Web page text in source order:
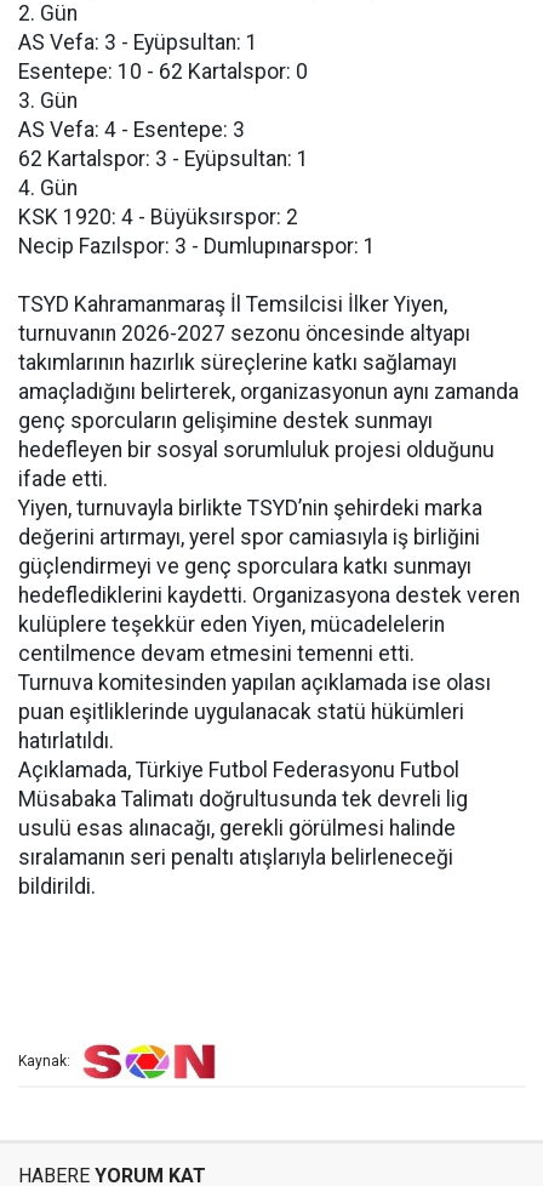
2. Gün
AS Vefa: 3 - Eyüpsultan: 1
Esentepe: 10 - 62 Kartalspor: 0
3. Gün
AS Vefa: 4 - Esentepe: 3
62 Kartalspor: 3 - Eyüpsultan: 1
4. Gün
KSK 1920: 4 - Büyüksırspor: 2
Necip Fazılspor: 3 - Dumlupınarspor: 1
TSYD Kahramanmaraş İl Temsilcisi İlker Yiyen,
turnuvanın 2026-2027 sezonu öncesinde altyapı
takımlarının hazırlık süreçlerine katkı sağlamayı
amaçladığını belirterek, organizasyonun aynı zamanda
genç sporcuların gelişimine destek sunmayı
hedefleyen bir sosyal sorumluluk projesi olduğunu
ifade etti.
Yiyen, turnuvayla birlikte TSYD’nin şehirdeki marka
değerini artırmayı, yerel spor camiasıyla iş birliğini
güçlendirmeyi ve genç sporculara katkı sunmayı
hedeflediklerini kaydetti. Organizasyona destek veren
kulüplere teşekkür eden Yiyen, mücadelelerin
centilmence devam etmesini temenni etti.
Turnuva komitesinden yapılan açıklamada ise olası
puan eşitliklerinde uygulanacak statü hükümleri
hatırlatıldı.
Açıklamada, Türkiye Futbol Federasyonu Futbol
Müsabaka Talimatı doğrultusunda tek devreli lig
usulü esas alınacağı, gerekli görülmesi halinde
sıralamanın seri penaltı atışlarıyla belirleneceği
bildirildi.
Kaynak:
HABERE YORUM KAT